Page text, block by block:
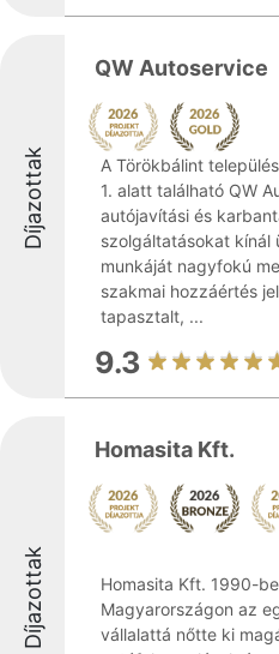
Díjazottak
QW Autoservice
A Törökbálint
1. alatt található QW
autójavítási és
szolgáltatásokat kínál
munkáját nagyfokú
szakmai hozzáértés
tapasztalt, ...
9.3
Díjazottak
Homasita Kft.
Homasita Kft. 1990-
Magyarországon az
vállalattá nőtte ki